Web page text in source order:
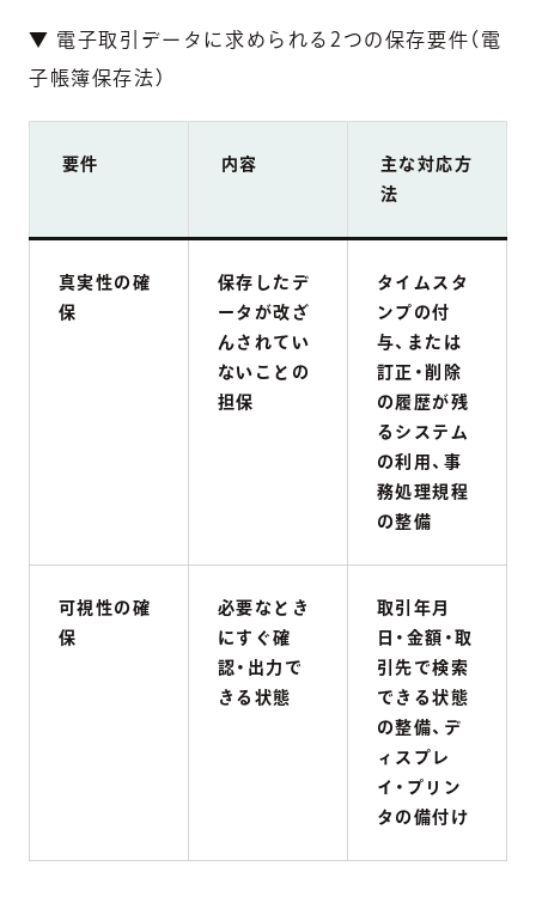
▼ 電子取引データに求められる2つの保存要件（電
子帳簿保存法）
要件 内容
主な対応方
法
真実性の確
保
保存したデ
ータが改ざ
んされてい
ないことの
担保
タイムスタ
ンプの付
与、または
訂正・削除
の履歴が残
るシステム
の利用、事
務処理規程
の整備
可視性の確
保
必要なとき
にすぐ確
認・出力で
きる状態
取引年月
日・金額・取
引先で検索
できる状態
の整備、デ
ィスプレ
イ・プリン
タの備付け